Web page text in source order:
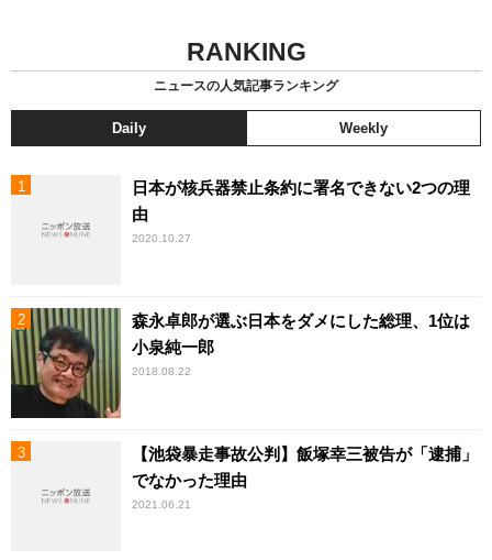
RANKING
ニュースの人気記事ランキング
Daily Weekly
日本が核兵器禁止条約に署名できない2つの理
由
2020.10.27
森永卓郎が選ぶ日本をダメにした総理、1位は
小泉純一郎
2018.08.22
【池袋暴走事故公判】飯塚幸三被告が「逮捕」
でなかった理由
2021.06.21